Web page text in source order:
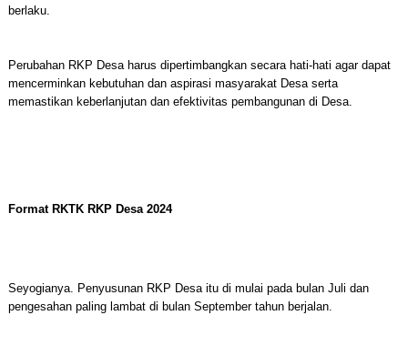
berlaku.
Perubahan RKP Desa harus dipertimbangkan secara hati-hati agar dapat
mencerminkan kebutuhan dan aspirasi masyarakat Desa serta
memastikan keberlanjutan dan efektivitas pembangunan di Desa.
Format RKTK RKP Desa 2024
Seyogianya. Penyusunan RKP Desa itu di mulai pada bulan Juli dan
pengesahan paling lambat di bulan September tahun berjalan.